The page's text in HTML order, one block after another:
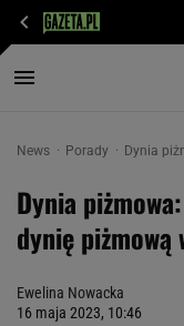
News Porady Dynia
Dynia
dynię piżmową
Ewelina Nowacka
16 maja 2023, 10:46